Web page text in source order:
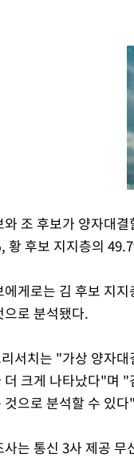
와 조 후보가 양자대
황 후보 지지층의
에게로는 김 후보 지
으로 분석됐다.
서치는 "가상 양자
더 크게 나타났다"며 "
것으로 분석할 수 있
사는 통신 3사 제공